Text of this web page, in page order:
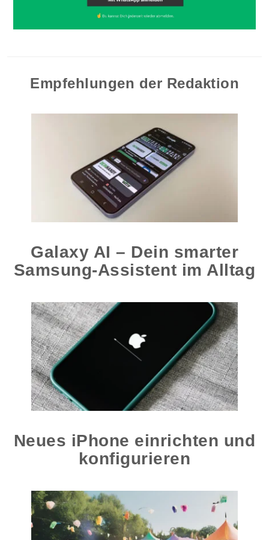
Empfehlungen der Redaktion
Galaxy AI – Dein smarter
Samsung-Assistent im Alltag
Neues iPhone einrichten und
konfigurieren